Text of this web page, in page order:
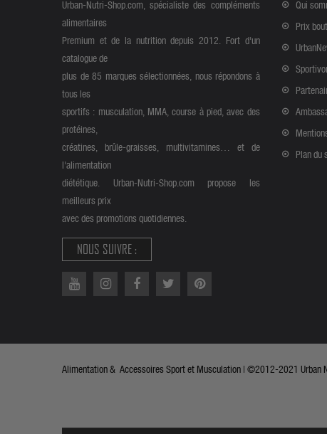
Urban-Nutri-Shop.com, spécialiste des compléments
alimentaires
Premium et de la nutrition depuis 2012. Fort d'un
catalogue de
plus de 85 marques sélectionnées, nous répondons à
tous les
sportifs : musculation, MMA, course à pied, avec des
protéines,
créatines, brûle-graisses, multivitamines… et de
l'alimentation
diététique. Urban-Nutri-Shop.com propose les
meilleurs prix
avec des promotions quotidiennes.
NOUS SUIVRE :
Qui
Prix
Plan du
Alimentation & Accessoires Sport et Musculation | ©2012-2021 Urban